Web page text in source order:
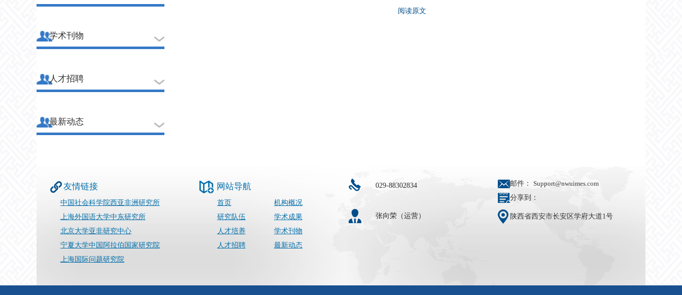
学术刊物
人才招聘
最新动态
阅读原文
友情链接
中国社会科学院西亚非洲研究所
上海外国语大学中东研究所
北京大学亚非研究中心
宁夏大学中国阿拉伯国家研究院
上海国际问题研究院
网站导航
首页
机构概况
研究队伍
学术成果
人才培养
学术刊物
人才招聘
最新动态
029-88302834
张向荣（运营）
邮件： Support@nwuimes.com
分享到：
陕西省西安市长安区学府大道1号